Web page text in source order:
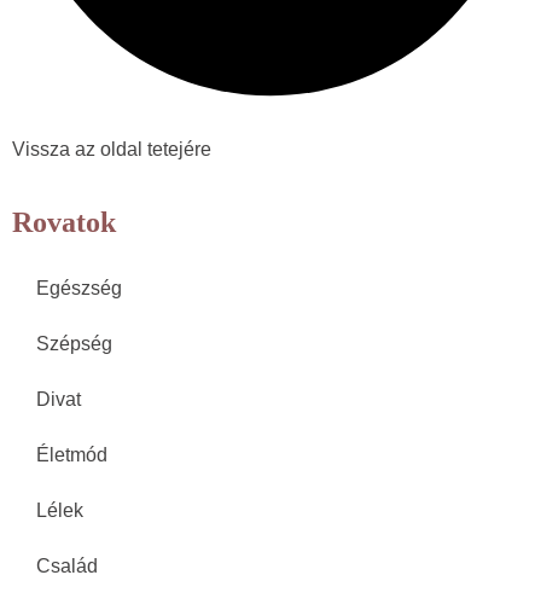
Vissza az oldal tetejére
Rovatok
Egészség
Szépség
Divat
Életmód
Lélek
Család